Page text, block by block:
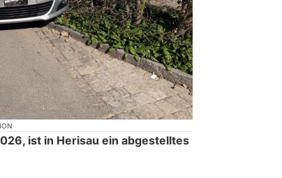
ist in Herisau ein abgestelltes